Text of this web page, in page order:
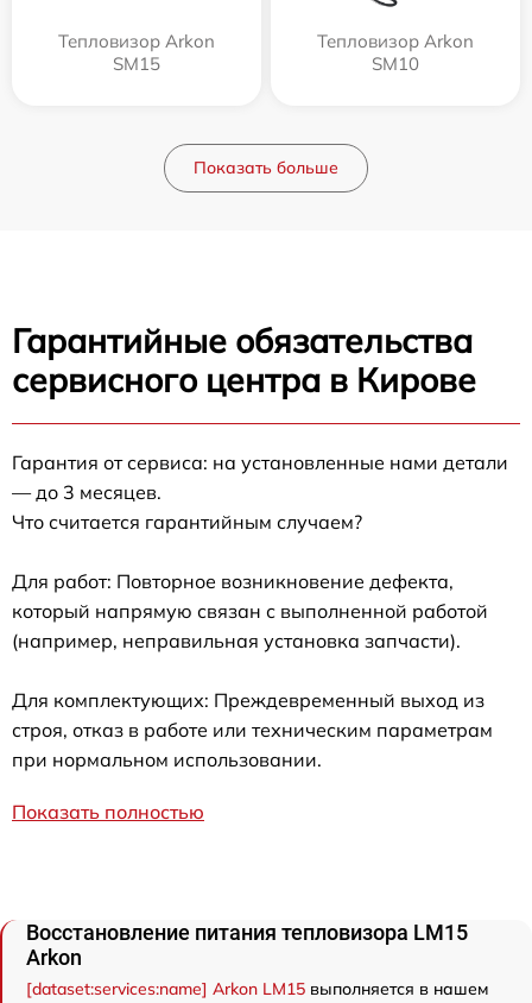
Тепловизор Arkon
SM15
Тепловизор Arkon
SM10
Показать больше
Гарантийные обязательства
сервисного центра в Кирове
Гарантия от сервиса: на установленные нами детали
— до 3 месяцев.
Что считается гарантийным случаем?
Для работ: Повторное возникновение дефекта,
который напрямую связан с выполненной работой
(например, неправильная установка запчасти).
Для комплектующих: Преждевременный выход из
строя, отказ в работе или техническим параметрам
при нормальном использовании.
Показать полностью
Восстановление питания тепловизора LM15
Arkon
[dataset:services:name] Arkon LM15 выполняется в нашем